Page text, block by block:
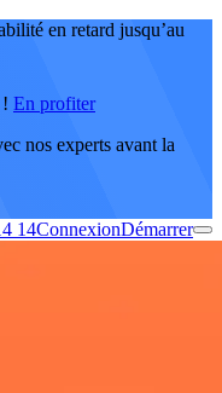
en retard jusqu’au
En profiter
nos experts avant la
14ConnexionDémarrer